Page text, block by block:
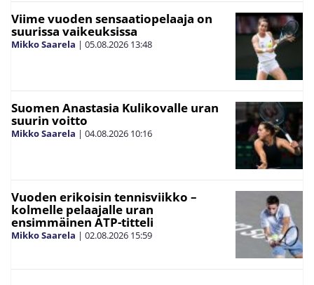
Viime vuoden sensaatiopelaaja on
suurissa vaikeuksissa
Mikko Saarela | 05.08.2026 13:48
Suomen Anastasia Kulikovalle uran
suurin voitto
Mikko Saarela | 04.08.2026 10:16
Vuoden erikoisin tennisviikko –
kolmelle pelaajalle uran
ensimmäinen ATP-titteli
Mikko Saarela | 02.08.2026 15:59